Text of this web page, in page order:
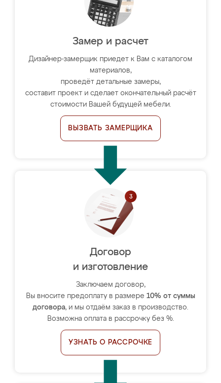
Замер и расчет
Дизайнер-замерщик приедет к Вам с каталогом
материалов,
проведёт детальные замеры,
составит проект и сделает окончательный расчёт
стоимости Вашей будущей мебели.
ВЫЗВАТЬ ЗАМЕРЩИКА
Договор
и изготовление
Заключаем договор,
Вы вносите предоплату в размере 10% от суммы
договора, и мы отдаём заказ в производство.
Возможна оплата в рассрочку без %.
УЗНАТЬ О РАССРОЧКЕ